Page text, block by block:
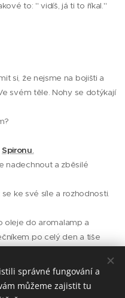
to: " vidíš, já ti to říkal."
si, že nejsme na bojišti a
svém těle. Nohy se dotýkají
Spironu.
nadechnout a zběsilé
ke své síle a rozhodnosti.
oleje do aromalamp a
po celý den a tiše
správné fungování a
můžeme zajistit tu